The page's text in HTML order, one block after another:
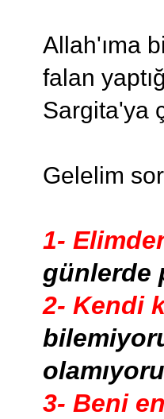
Allah'ıma
falan
Sargita'ya
Gelelim
1-
günlerde
2- Kendi
3- Beni